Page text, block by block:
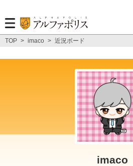
TOP > imaco > 近況ボード
imaco